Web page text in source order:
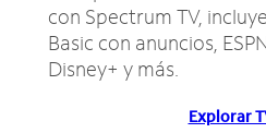
con Spectrum TV,
Basic con anuncios,
Disney+ y más.
Explorar